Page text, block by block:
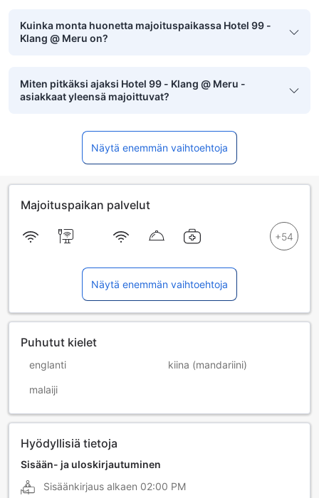
Kuinka monta huonetta majoituspaikassa Hotel 99 -
Klang @ Meru on?
Miten pitkäksi ajaksi Hotel 99 - Klang @ Meru -
asiakkaat yleensä majoittuvat?
Näytä enemmän vaihtoehtoja
Majoituspaikan palvelut
Näytä enemmän vaihtoehtoja
Puhutut kielet
englanti kiina (mandariini)
malaiji
Hyödyllisiä tietoja
Sisään- ja uloskirjautuminen
Sisäänkirjaus alkaen 02:00 PM